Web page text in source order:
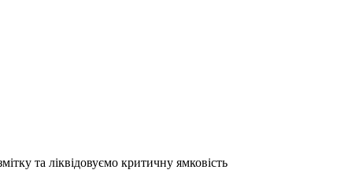
та ліквідовуємо критичну ямковість